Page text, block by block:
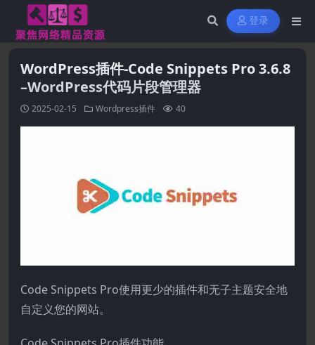
登录
WordPress插件-Code Snippets Pro 3.6.8
–WordPress代码片段管理器
2025-02-15 Wordpress插件 40
Code Snippets Pro使用更少的插件和无子主题安全地
自定义您的网站。